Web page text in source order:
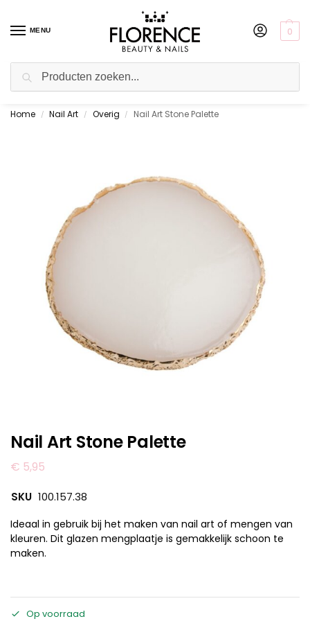
MENU 0
Gratis ophalen in de showroom
Home / Nail Art / Overig / Nail Art Stone Palette
Nail Art Stone Palette
€ 5,95
SKU 100.157.38
Ideaal in gebruik bij het maken van nail art of mengen van
kleuren. Dit glazen mengplaatje is gemakkelijk schoon te
maken.
Op voorraad